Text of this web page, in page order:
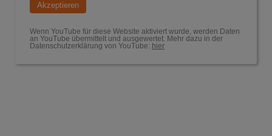
Akzeptieren
Wenn YouTube für diese Website aktiviert wurde, werden Daten
an YouTube übermittelt und ausgewertet. Mehr dazu in der
Datenschutzerklärung von YouTube: hier